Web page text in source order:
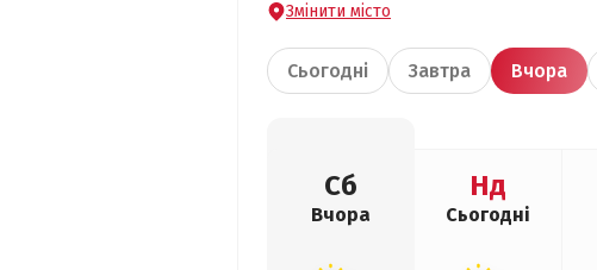
Змінити місто
Сьогодні Завтра Вчора
Сб
Вчора
Нд
Сьогодні